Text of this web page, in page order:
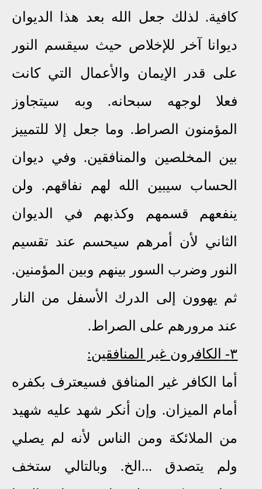
كافية. لذلك جعل الله بعد هذا الديوان
ديوانا آخر للإخلاص حيث سيقسم النور
على قدر الإيمان والأعمال التي كانت
فعلا لوجهه سبحانه. وبه سيتجاوز
المؤمنون الصراط. وما جعل إلا للتمييز
بين المخلصين والمنافقين. وفي ديوان
الحساب سيبين الله لهم نفاقهم. ولن
ينفعهم قسمهم وكذبهم في الديوان
الثاني لأن أمرهم سيحسم عند تقسيم
النور وضرب السور بينهم وبين المؤمنين.
ثم يهوون إلى الدرك الأسفل من النار
عند مرورهم على الصراط.
٣-
الكافرون غير المنافقين:
أما الكافر غير المنافق فسيعترف بكفره
أمام الميزان. وإن أنكر شهد عليه شهيد
من الملائكة ومن الناس لأنه لم يصلي
ولم يتصدق ... الخ. وبالتالي ستخف